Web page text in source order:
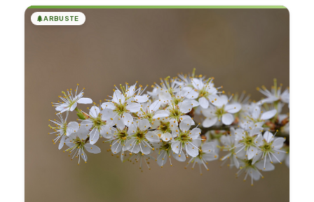
🌲ARBUSTE